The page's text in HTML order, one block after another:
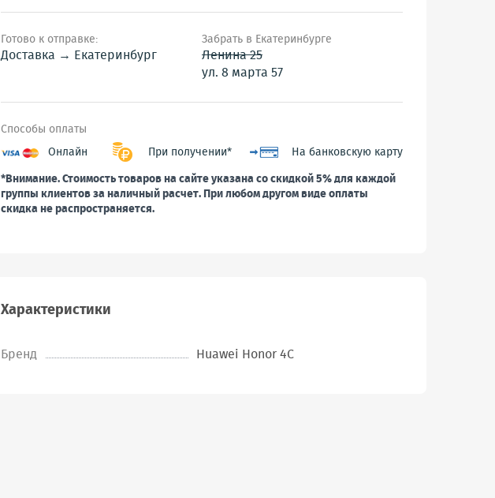
Готово к отправке:
Доставка → Екатеринбург
Забрать в Екатеринбурге
Ленина 25
ул. 8 марта 57
Способы оплаты
Онлайн
При получении*
На банковскую карту
*Внимание. Стоимость товаров на сайте указана со скидкой 5% для каждой
группы клиентов за наличный расчет. При любом другом виде оплаты
скидка не распространяется.
Характеристики
Бренд Huawei Honor 4C